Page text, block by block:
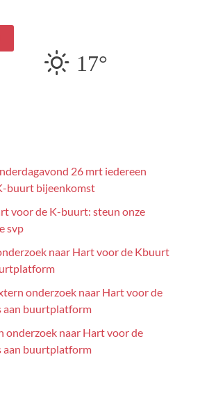
17°
26 mrt iedereen
buurt bijeenkomst
voor de K-buurt: steun onze
svp
naar Hart voor de Kbuurt
onderzoek naar Hart voor de
aan buurtplatform
onderzoek naar Hart voor de
aan buurtplatform